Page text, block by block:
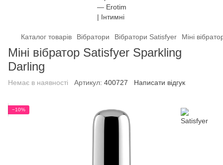
Каталог товарів Вібратори Вібратори Satisfyer Міні
Міні вібратор Satisfyer Sparkling
Darling
Немає в наявності Артикул: 400727 Написати відгук
−10%